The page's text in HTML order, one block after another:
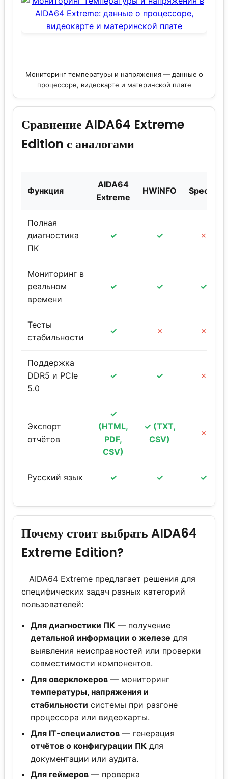
Мониторинг температуры и напряжения — данные о
процессоре, видеокарте и материнской плате
Сравнение AIDA64 Extreme
Edition с аналогами
Функция
AIDA64
Extreme
HWiNFO Speccy
Полная
диагностика
ПК
✓ ✓ ✗
Мониторинг в
реальном
времени
✓ ✓ ✓
Тесты
стабильности
✓ ✗ ✗
Поддержка
DDR5 и PCIe
5.0
✓ ✓ ✗
Экспорт
отчётов
✓
(HTML,
PDF,
CSV)
✓ (TXT,
CSV)
✗
Русский язык ✓ ✓ ✓
Почему стоит выбрать AIDA64
Extreme Edition?
AIDA64 Extreme предлагает решения для
специфических задач разных категорий
пользователей:
Для диагностики ПК — получение
детальной информации о железе для
выявления неисправностей или проверки
совместимости компонентов.
Для оверклокеров — мониторинг
температуры, напряжения и
стабильности системы при разгоне
процессора или видеокарты.
Для IT-специалистов — генерация
отчётов о конфигурации ПК для
документации или аудита.
Для геймеров — проверка